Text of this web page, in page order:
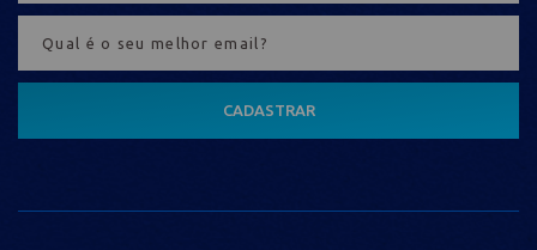
CADASTRAR